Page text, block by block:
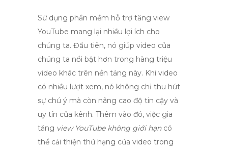
Sử dụng phần mềm hỗ trợ tăng view
YouTube mang lại nhiều lợi ích cho
chúng ta. Đầu tiên, nó giúp video của
chúng ta nổi bật hơn trong hàng triệu
video khác trên nền tảng này. Khi video
có nhiều lượt xem, nó không chỉ thu hút
sự chú ý mà còn nâng cao độ tin cậy và
uy tín của kênh. Thêm vào đó, việc gia
tăng view YouTube không giới hạncó
thể cải thiện thứ hạng của video trong